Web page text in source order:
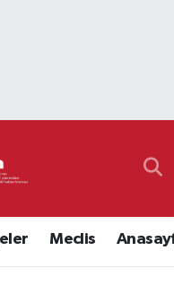
Meclis
Fikstür